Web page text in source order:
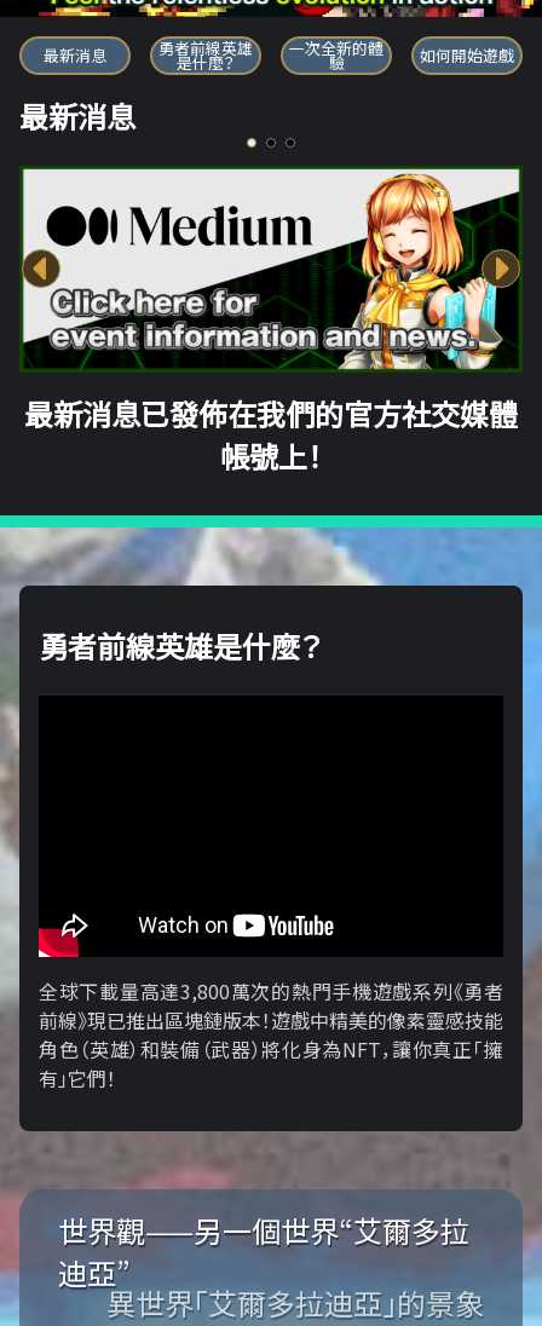
勇者前線英雄
最新消息 勇者前線英雄
是什麼？
一次全新的體
驗 如何開始遊戲
最新消息
最新消息已發佈在我們的官方社交媒體
帳號上！
勇者前線英雄是什麼？
全球下載量高達3,800萬次的熱門手機遊戲系列《勇者
前線》現已推出區塊鏈版本！遊戲中精美的像素靈感技能
角色（英雄）和裝備（武器）將化身為NFT，讓你真正「擁​​
有」它們！
世界觀——另一個世界“艾爾多拉
迪亞”
異世界「艾爾多拉迪亞」的景象